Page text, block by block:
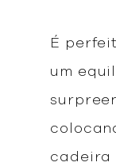
É
um
cadeira